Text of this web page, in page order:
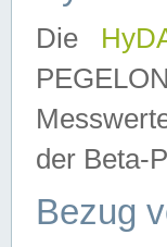
Die
der Beta-
Bezug